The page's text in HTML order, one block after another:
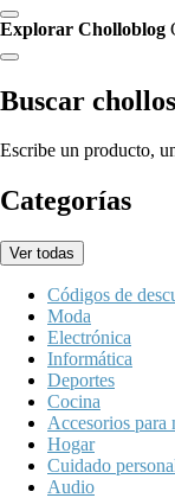
Explorar Cholloblog
Buscar chollos
Escribe un producto,
Categorías
Ver todas
Códigos de
Moda
Electrónica
Informática
Deportes
Cocina
Accesorios para
Hogar
Cuidado
Audio